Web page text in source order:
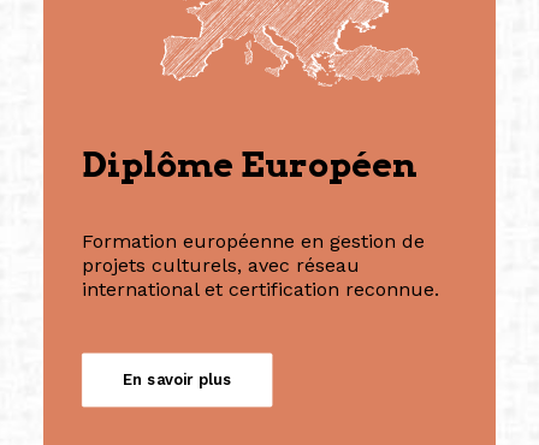
Diplôme Européen
Formation européenne en gestion de
projets culturels, avec réseau
international et certification reconnue.
En savoir plus